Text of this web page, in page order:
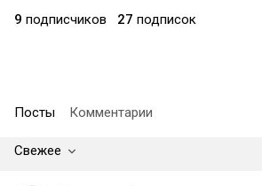
9 подписчиков 27 подписок
Посты Комментарии
Свежее